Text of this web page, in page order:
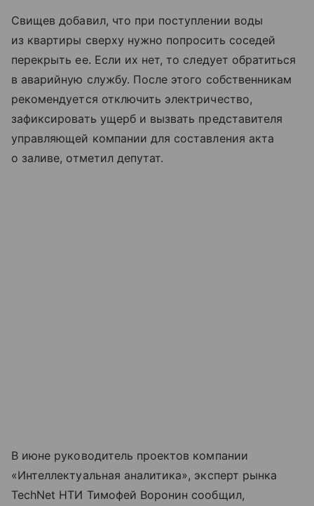
Свищев добавил, что при поступлении воды
из квартиры сверху нужно попросить соседей
перекрыть ее. Если их нет, то следует обратиться
в аварийную службу. После этого собственникам
рекомендуется отключить электричество,
зафиксировать ущерб и вызвать представителя
управляющей компании для составления акта
о заливе, отметил депутат.
В июне руководитель проектов компании
«Интеллектуальная аналитика», эксперт рынка
TechNet НТИ Тимофей Воронин сообщил,